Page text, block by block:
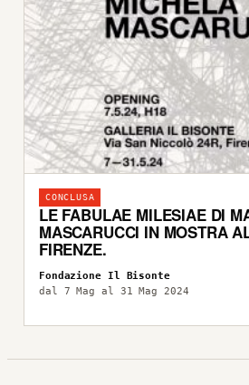
CONCLUSA
LE FABULAE MILESIAE DI
MASCARUCCI IN MOSTRA
FIRENZE.
Fondazione Il Bisonte
dal 7 Mag al 31 Mag 2024